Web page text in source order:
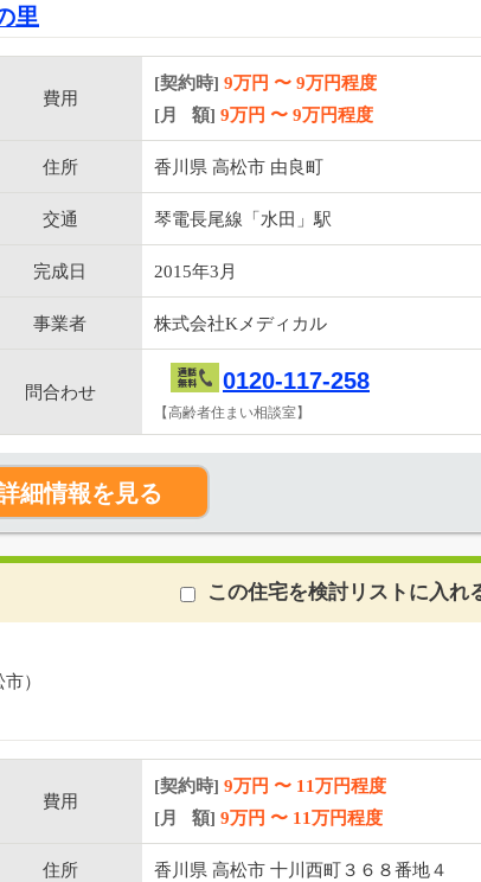
里
費用
[契約時] 9万円 〜 9万円程度
[月 額] 9万円 〜 9万円程度
住所 香川県 高松市 由良町
交通 琴電長尾線「水田」駅
完成日 2015年3月
事業者 株式会社Kメディカル
問合わせ 0120-117-258
【高齢者住まい相談室】
細情報を見る
この住宅を検討リストに入れ
）
費用
[契約時] 9万円 〜 11万円程度
[月 額] 9万円 〜 11万円程度
住所 香川県 高松市 十川西町３６８番地４